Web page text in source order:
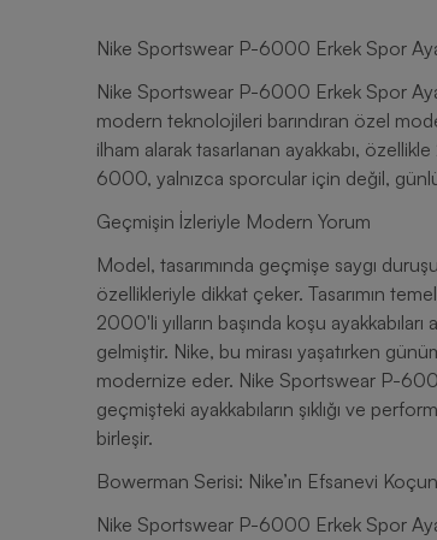
Nike Sportswear P-6000 Erkek Spor
Nike Sportswear P-6000 Erkek Spor
modern teknolojileri barındıran özel
ilham alarak tasarlanan ayakkabı,
6000, yalnızca sporcular için değil,
Geçmişin İzleriyle Modern Yorum
Model, tasarımında geçmişe saygı
özellikleriyle dikkat çeker. Tasarımın
2000'li yılların başında koşu
gelmiştir. Nike, bu mirası yaşatırken
modernize eder. Nike Sportswear P-
geçmişteki ayakkabıların şıklığı ve
birleşir.
Bowerman Serisi: Nike’ın Efsanevi
Nike Sportswear P-6000 Erkek Spor